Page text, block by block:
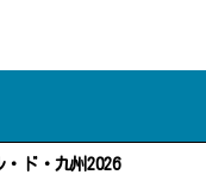
・ド・九州2026